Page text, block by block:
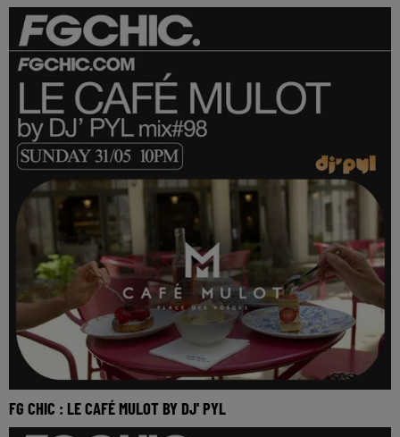
Réécoutez FG Chic &amp;amp; Chill mix du dimanche 31
mai 2026 Sélection et mix par Belle Boutique D
FG CHIC : LE CAFÉ MULOT BY DJ' PYL
Réécoutez FG Chic Café Mulot by DJ' PYL du dimanche 31